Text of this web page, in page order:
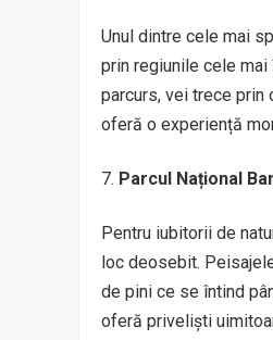
Unul dintre cele mai
prin regiunile cele
parcurs, vei trece prin
oferă o experiență
Parcul Național
Pentru iubitorii de
loc deosebit.
de pini ce se întind
oferă priveliști